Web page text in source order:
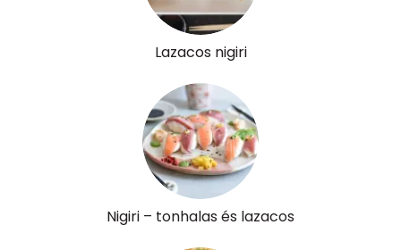
Lazacos nigiri
Nigiri – tonhalas és lazacos